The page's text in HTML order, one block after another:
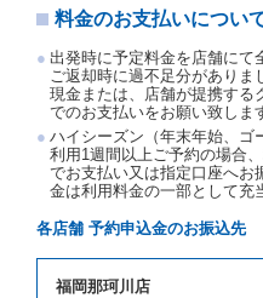
若しくは当社のいずれ
たものとします。この
金を返還するものとし
第５条（代替レンタカー
当社は、借受人から予
カーを貸し渡すことが
車種クラスのレンタカ
いいます。）の貸渡し
とします。
借受人が前項の申入れ
クラスを除き予約時と
料金のお支払いについ
出発時に予定料金を店舗にて
ご返却時に過不足分がありま
現金または、店舗が提携する
でのお支払いをお願い致しま
ハイシーズン（年末年始、ゴ
利用1週間以上ご予約の場合
でお支払い又は指定口座へお
金は利用料金の一部として充
各店舗 予約申込金のお振込先
福岡那珂川店